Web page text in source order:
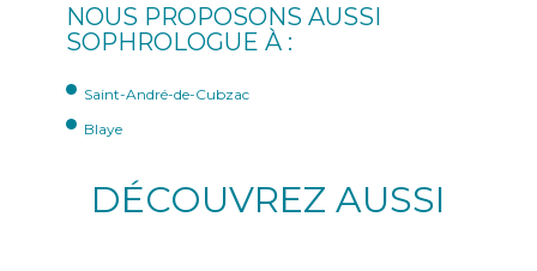
NOUS PROPOSONS AUSSI
SOPHROLOGUE À :
Saint-André-de-Cubzac
Blaye
DÉCOUVREZ AUSSI